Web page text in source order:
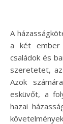
A házasságkötés egy különleges esemény, amely nemcsak
a két ember
családok és
szeretetet,
Azok
esküvőt, a
hazai